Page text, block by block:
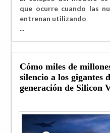
que ocurre cuando las
entrenan utilizando
...
Cómo miles de
silencio a los gigantes
generación de Silicon